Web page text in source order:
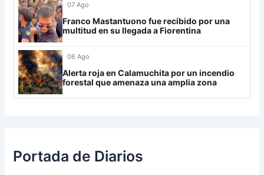
Rosario Central
UCV FC
07 Ago
Franco Mastantuono fue recibido por una
multitud en su llegada a Fiorentina
06 Ago
Alerta roja en Calamuchita por un incendio
forestal que amenaza una amplia zona
Portada de Diarios